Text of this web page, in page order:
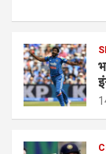
s
A
p
p